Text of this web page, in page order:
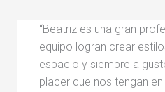
“Beatriz es una gran
equipo logran crear
espacio y siempre a
placer que nos tengan